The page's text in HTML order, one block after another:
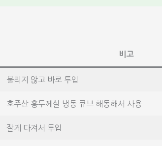
비고
불리지 않고 바로 투입
호주산 홍두께살 냉동 큐브 해동해서 사용
잘게 다져서 투입